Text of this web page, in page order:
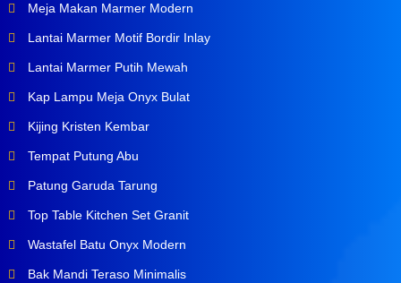
Meja Makan Marmer Modern
Lantai Marmer Motif Bordir Inlay
Lantai Marmer Putih Mewah
Kap Lampu Meja Onyx Bulat
Kijing Kristen Kembar
Tempat Putung Abu
Patung Garuda Tarung
Top Table Kitchen Set Granit
Wastafel Batu Onyx Modern
Bak Mandi Teraso Minimalis